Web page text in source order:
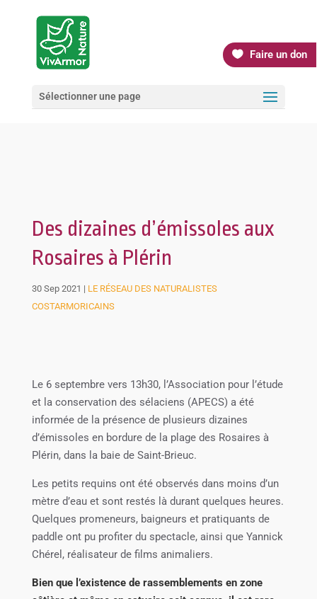
Faire un don
Sélectionner une page
Des dizaines d’émissoles aux
Rosaires à Plérin
30 Sep 2021 | LE RÉSEAU DES NATURALISTES
COSTARMORICAINS
Le 6 septembre vers 13h30, l’Association pour l’étude
et la conservation des sélaciens (APECS) a été
informée de la présence de plusieurs dizaines
d’émissoles en bordure de la plage des Rosaires à
Plérin, dans la baie de Saint-Brieuc.
Les petits requins ont été observés dans moins d’un
mètre d’eau et sont restés là durant quelques heures.
Quelques promeneurs, baigneurs et pratiquants de
paddle ont pu profiter du spectacle, ainsi que Yannick
Chérel, réalisateur de films animaliers.
Bien que l’existence de rassemblements en zone